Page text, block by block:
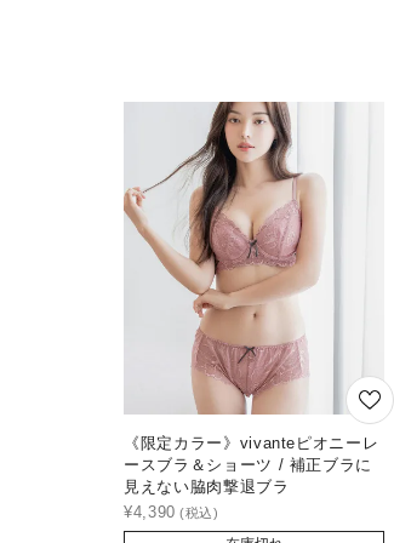
《限定カラー》vivanteピオニーレ
ースブラ＆ショーツ / 補正ブラに
見えない脇肉撃退ブラ
¥4,390